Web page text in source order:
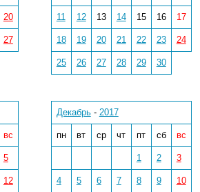
20
27
11 12 13 14 15 16 17
18 19 20 21 22 23 24
25 26 27 28 29 30
вс
5
12
Декабрь- 2017
пн вт ср чт пт сб вс
1 2 3
4 5 6 7 8 9 10